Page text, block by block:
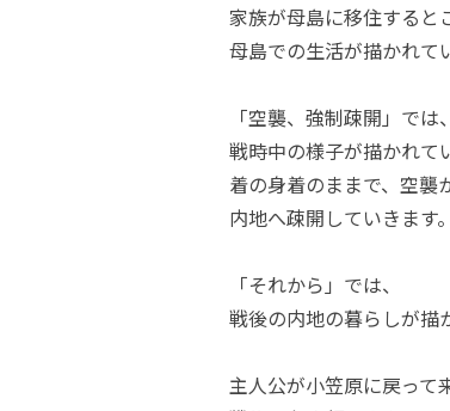
家族が母島に移住すると
母島での生活が描かれて
「空襲、強制疎開」では、
戦時中の様子が描かれて
着の身着のままで、空襲
内地へ疎開していきます。
「それから」では、
戦後の内地の暮らしが描
主人公が小笠原に戻って